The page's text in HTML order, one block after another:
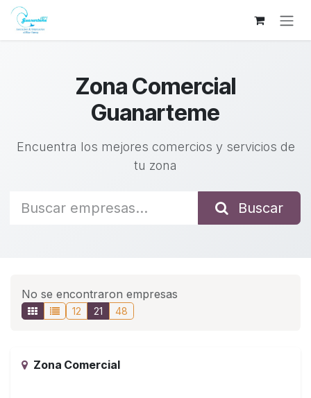
Ir al contenido
Zona Comercial
Guanarteme
Encuentra los mejores comercios y servicios de
tu zona
Buscar
No se encontraron empresas
12 21 48
Zona Comercial